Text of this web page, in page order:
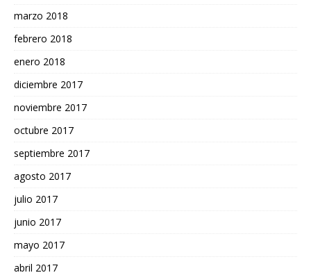
marzo 2018
febrero 2018
enero 2018
diciembre 2017
noviembre 2017
octubre 2017
septiembre 2017
agosto 2017
julio 2017
junio 2017
mayo 2017
abril 2017